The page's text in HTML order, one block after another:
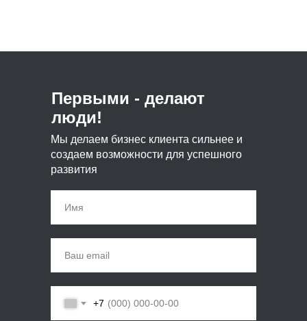
Имя
Ваш email
+7
Первыми - делают
люди!
Мы делаем бизнес клиента сильнее и
создаем возможности для успешного
развития